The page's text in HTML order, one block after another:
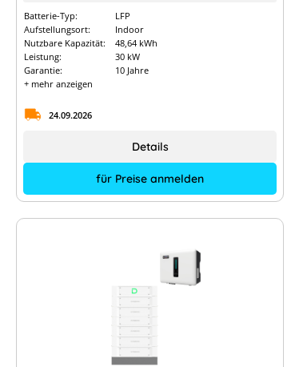
Batterie-Typ:
LFP
Aufstellungsort:
Indoor
Nutzbare Kapazität:
48,64 kWh
Leistung:
30 kW
Garantie:
10 Jahre
+ mehr anzeigen
24.09.2026
für Preise anmelden
Details